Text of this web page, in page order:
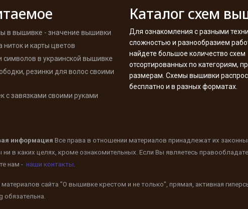
в вышивке - значение вышивки
и карты цветов
символов в украинской вышивке
резинки для волос своими
с завязками своими руками
Каталог схем
Для ознакомления с разными
сложностью и разнообразием
найдете большое количество схем
отсортированных по категориям,
размерам. Схемы вышивки
бесплатно и в разных форматах.
информация Все права в отношении материалов принадлежат их
в каких целях, кроме ознакомительных. Если Вы являетесь
нам - наши контакты.
сайта "О вышивке крестом и не только", прямая, активная
обязательна.